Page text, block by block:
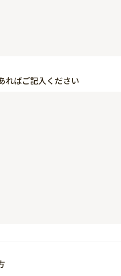
ればご記入ください